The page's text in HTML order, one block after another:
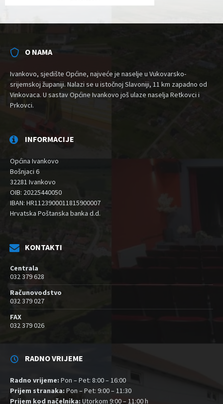
O NAMA
Ivankovo, sjedište Općine, najveće je naselje u Vukovarsko-
srijemskoj županiji. Nalazi se u istočnoj Slavoniji, 11 km zapadno od
Vinkovaca. U sastav Općine Ivankovo još ulaze naselja Retkovci i
Prkovci.
INFORMACIJE
Općina Ivankovo
Bošnjaci 6
32281 Ivankovo
OIB: 20225440050
IBAN: HR1123900011815900007
Hrvatska Poštanska banka d.d.
KONTAKTI
Centrala
032 379 628
Računovodstvo
032 379 027
FAX
032 379 026
RADNO VRIJEME
Radno vrijeme: Pon – Pet: 8:00 – 16:00
Prijem stranaka: Pon – Pet: 9:00 – 11:30
Prijem kod načelnika: Utorkom 9:00 – 11:00 h